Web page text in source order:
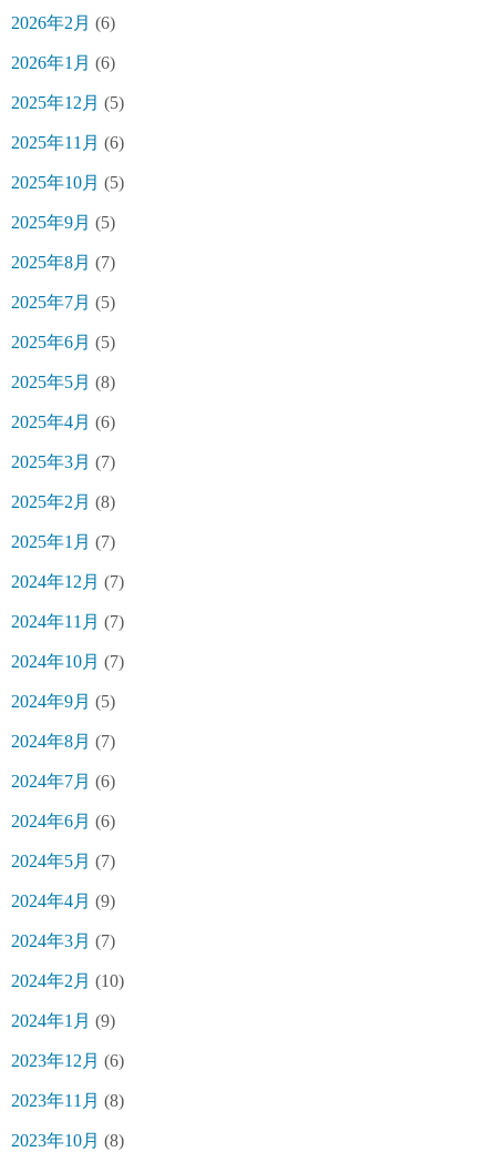
2026年2月 (6)
2026年1月 (6)
2025年12月 (5)
2025年11月 (6)
2025年10月 (5)
2025年9月 (5)
2025年8月 (7)
2025年7月 (5)
2025年6月 (5)
2025年5月 (8)
2025年4月 (6)
2025年3月 (7)
2025年2月 (8)
2025年1月 (7)
2024年12月 (7)
2024年11月 (7)
2024年10月 (7)
2024年9月 (5)
2024年8月 (7)
2024年7月 (6)
2024年6月 (6)
2024年5月 (7)
2024年4月 (9)
2024年3月 (7)
2024年2月 (10)
2024年1月 (9)
2023年12月 (6)
2023年11月 (8)
2023年10月 (8)